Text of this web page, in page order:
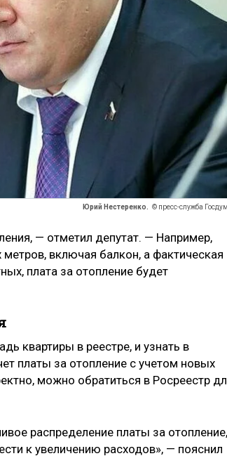
Юрий Нестеренко. © пресс-служба
— отметил депутат. — Например,
включая балкон, а фактическая
плата за отопление будет
квартиры в реестре, и узнать в
платы за отопление с учетом новых
можно обратиться в Росреестр
распределение платы за отопление,
к увеличению расходов», — пояснил